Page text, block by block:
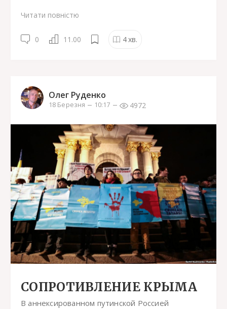
Читати повністю
0 11.00 4хв.
Олег Руденко
18 Березня 10:17 4972
СОПРОТИВЛЕНИЕ КРЫМА
В аннексированном путинской Россией